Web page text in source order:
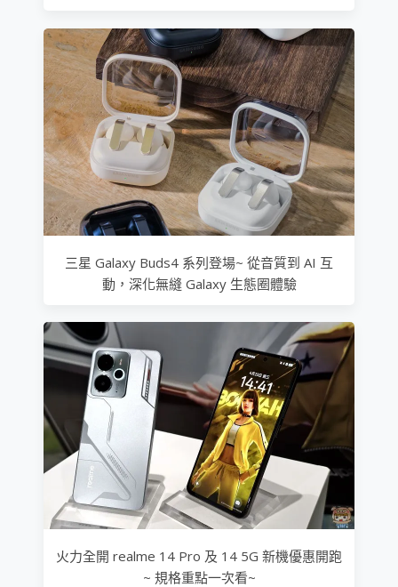
三星 Galaxy Buds4 系列登場~ 從音質到 AI 互
動，深化無縫 Galaxy 生態圈體驗
火力全開 realme 14 Pro 及 14 5G 新機優惠開跑
~ 規格重點一次看~